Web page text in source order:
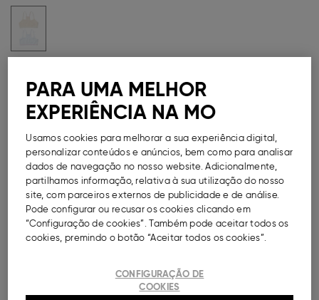
Métodos de Pagamento Disponíveis
DESCRIÇÃO
Pack de dois tops em estilo de sutiã sem aros, com
base elástica, para menina. Opções de cores
diferentes.
PARA UMA MELHOR
EXPERIÊNCIA NA MO
Usamos cookies para melhorar a sua experiência digital,
personalizar conteúdos e anúncios, bem como para analisar
dados de navegação no nosso website. Adicionalmente,
partilhamos informação, relativa à sua utilização do nosso
site, com parceiros externos de publicidade e de análise.
Pode configurar ou recusar os cookies clicando em
“Configuração de cookies”. Também pode aceitar todos os
cookies, premindo o botão “Aceitar todos os cookies”.
CONFIGURAÇÃO DE
COOKIES